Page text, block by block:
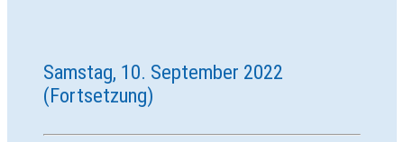
Samstag, 10. September 2022
(Fortsetzung)